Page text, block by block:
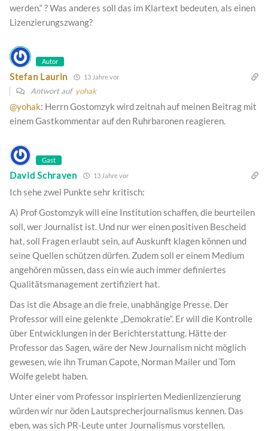
werden.“ ? Was anderes soll das im Klartext bedeuten, als einen
Lizenzierungszwang?
Autor
Stefan Laurin 13 Jahre vor
Antwort auf yohak
@yohak: Herrn Gostomzyk wird zeitnah auf meinen Beitrag mit
einem Gastkommentar auf den Ruhrbaronen reagieren.
Gast
David Schraven 13 Jahre vor
Ich sehe zwei Punkte sehr kritisch:
A) Prof Gostomzyk will eine Institution schaffen, die beurteilen
soll, wer Journalist ist. Und nur wer einen positiven Bescheid
hat, soll Fragen erlaubt sein, auf Auskunft klagen können und
seine Quellen schützen dürfen. Zudem soll er einem Medium
angehören müssen, dass ein wie auch immer definiertes
Qualitätsmanagement zertifiziert hat.
Das ist die Absage an die freie, unabhängige Presse. Der
Professor will eine gelenkte „Demokratie“. Er will die Kontrolle
über Entwicklungen in der Berichterstattung. Hätte der
Professor das Sagen, wäre der New Journalism nicht möglich
gewesen, wie ihn Truman Capote, Norman Mailer und Tom
Wolfe gelebt haben.
Unter einer vom Professor inspirierten Medienlizenzierung
würden wir nur öden Lautsprecherjournalismus kennen. Das
eben, was sich PR-Leute unter Journalismus vorstellen.